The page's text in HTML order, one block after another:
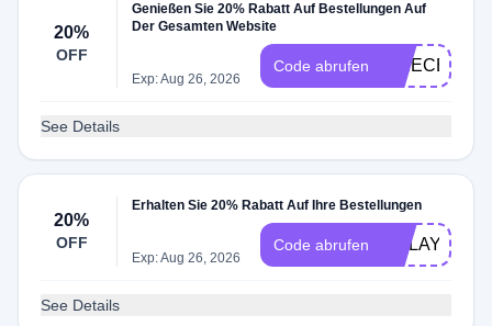
20%
OFF
Genießen Sie 20% Rabatt Auf Bestellungen Auf
Der Gesamten Website
Exp: Aug 26, 2026
Code abrufen EPIECEOP20
See Details
20%
OFF
Erhalten Sie 20% Rabatt Auf Ihre Bestellungen
Exp: Aug 26, 2026
Code abrufen CCLAY
See Details